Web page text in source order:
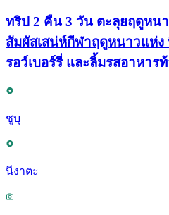
ทริป 2 คืน 3 วัน ตะลุยฤดูหน
สัมผัสเสน่ห์กีฬาฤดูหนาวแห่ง
รอว์เบอร์รี่ และลิ้มรสอาหาร
ชูบุ
นีงาตะ